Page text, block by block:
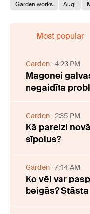
Garden works Augi
Most popular
Garden 4:23 PM
Magonei
negaidīta
Garden 2:35 PM
Kā pareizi
sīpolus?
Garden 7:44 AM
Ko vēl var
beigās?